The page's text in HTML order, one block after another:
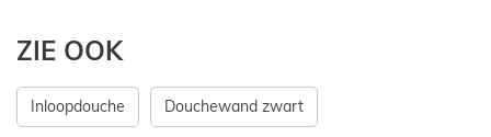
ZIE OOK
Inloopdouche Douchewand zwart